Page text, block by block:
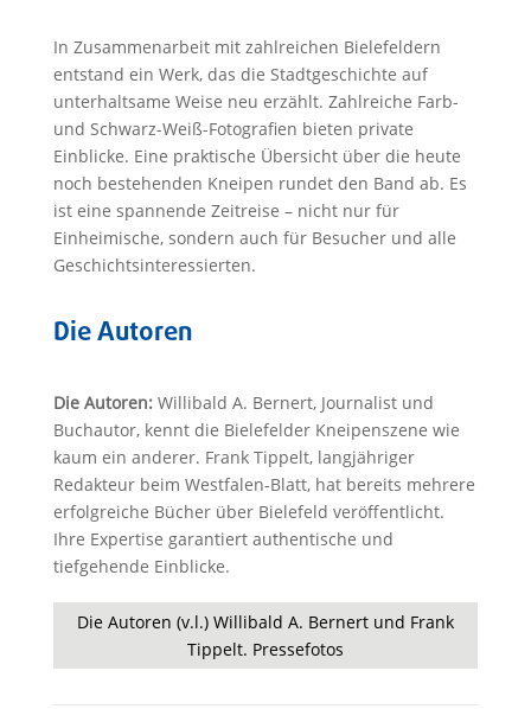
In Zusammenarbeit mit zahlreichen Bielefeldern
entstand ein Werk, das die Stadtgeschichte auf
unterhaltsame Weise neu erzählt. Zahlreiche Farb-
und Schwarz-Weiß-Fotografien bieten private
Einblicke. Eine praktische Übersicht über die heute
noch bestehenden Kneipen rundet den Band ab. Es
ist eine spannende Zeitreise – nicht nur für
Einheimische, sondern auch für Besucher und alle
Geschichtsinteressierten.
Die Autoren
Die Autoren:Willibald A. Bernert, Journalist und
Buchautor, kennt die Bielefelder Kneipenszene wie
kaum ein anderer. Frank Tippelt, langjähriger
Redakteur beim Westfalen-Blatt, hat bereits mehrere
erfolgreiche Bücher über Bielefeld veröffentlicht.
Ihre Expertise garantiert authentische und
tiefgehende Einblicke.
Die Autoren (v.l.) Willibald A. Bernert und Frank
Tippelt. Pressefotos